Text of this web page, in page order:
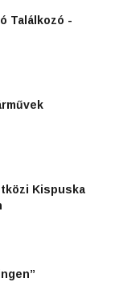
Találkozó -
Kispuska